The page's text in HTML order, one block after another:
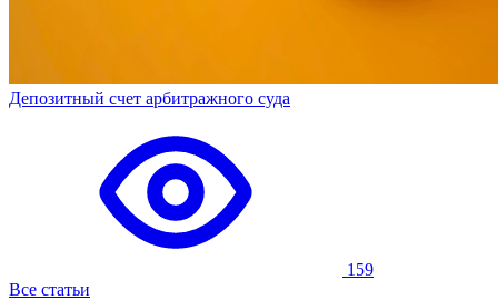
Депозитный счет арбитражного суда
159
Все статьи